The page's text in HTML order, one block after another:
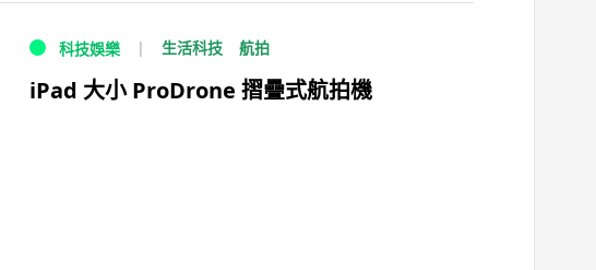
科技娛樂 生活科技 航拍
iPad 大小 ProDrone 摺疊式航拍機